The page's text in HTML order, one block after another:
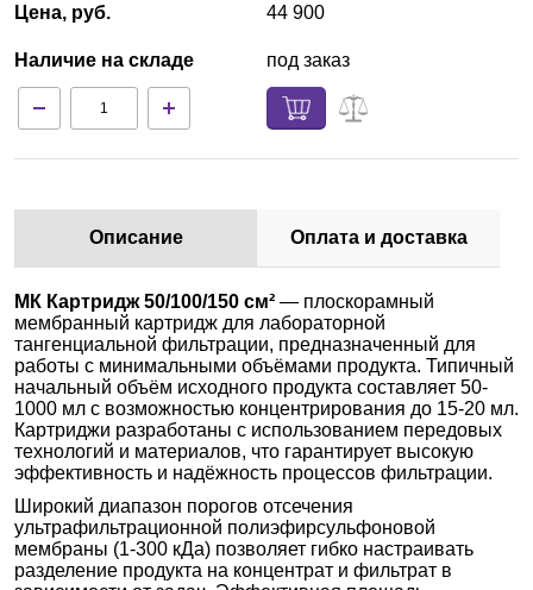
Цена, руб.
Наличие на складе
44 900
под заказ
Описание Оплата и доставка
МК Картридж 50/100/150 см² — плоскорамный
мембранный картридж для лабораторной
тангенциальной фильтрации, предназначенный для
работы с минимальными объёмами продукта. Типичный
начальный объём исходного продукта составляет 50-
1000 мл с возможностью концентрирования до 15-20 мл.
Картриджи разработаны с использованием передовых
технологий и материалов, что гарантирует высокую
эффективность и надёжность процессов фильтрации.
Широкий диапазон порогов отсечения
ультрафильтрационной полиэфирсульфоновой
мембраны (1-300 кДа) позволяет гибко настраивать
разделение продукта на концентрат и фильтрат в